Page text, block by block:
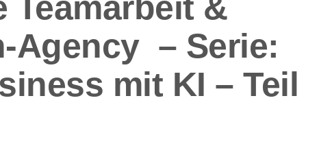
Agency – Serie:
mit KI – Teil